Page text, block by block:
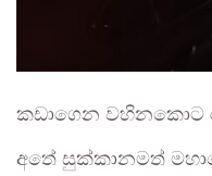
කඩාගෙන වහිනකොට
අතේ සුක්කානමත්